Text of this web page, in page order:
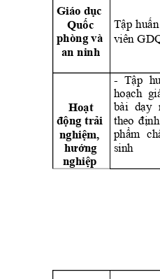
Giáo dục
Quốc
phòng và
an ninh
Tập huấn
viên
Hoạt
động trải
nghiệm,
hướng
nghiệp
- Tập
hoạch
bài dạy
theo định
phẩm
sinh